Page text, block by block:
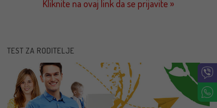
TEST ZA RODITELJE
Kliknite na ovaj link da se prijavite »